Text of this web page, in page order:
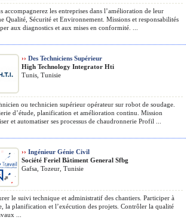
accompagnerez les entreprises dans l’amélioration de leur
Qualité, Sécurité et Environnement. Missions et responsabilités
aux diagnostics et aux mises en conformité. ...
›› Des Techniciens Supérieur
High Technology Integrator Hti
Tunis, Tunisie
ou technicien supérieur opérateur sur robot de soudage.
d’étude, planification et amélioration continu. Mission
et automatiser ses processus de chaudronnerie Profil ...
›› Ingénieur Génie Civil
Société Feriel Bâtiment General Sfbg
Gafsa, Tozeur, Tunisie
le suivi technique et administratif des chantiers. Participer à
la planification et l’exécution des projets. Contrôler la qualité
...